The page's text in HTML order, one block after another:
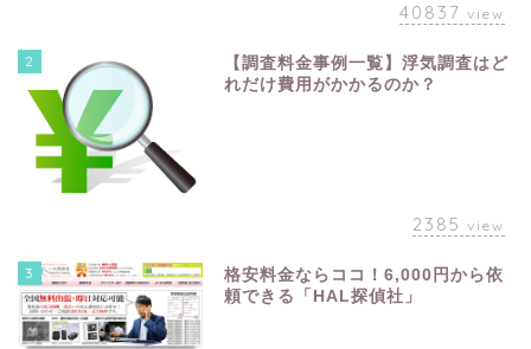
40837 view
2
【調査料金事例一覧】浮気調査はど
れだけ費用がかかるのか？
2385 view
3
格安料金ならココ！6,000円から依
頼できる「HAL探偵社」